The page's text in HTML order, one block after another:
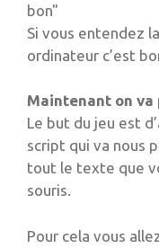
bon"
Si vous entendez
ordinateur c’est
Maintenant on va
Le but du jeu est
script qui va nous
tout le texte que
souris.
Pour cela vous